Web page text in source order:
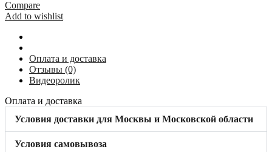
225
мм
для
800
мм
KRAUSE
825711
Compare
Add to wishlist
Оплата и доставка
Отзывы (0)
Видеоролик
Оплата и доставка
Условия доставки для Москвы и Московской области
Условия самовывоза